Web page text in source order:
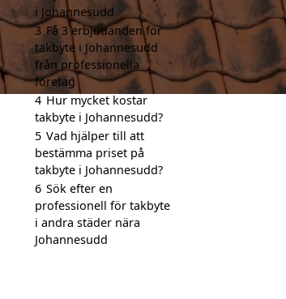
i Johannesudd
3 Få 3 erbjudanden för
takbyte i Johannesudd
från professionella
företag
4 Hur mycket kostar
takbyte i Johannesudd?
5 Vad hjälper till att
bestämma priset på
takbyte i Johannesudd?
6 Sök efter en
professionell för takbyte
i andra städer nära
Johannesudd